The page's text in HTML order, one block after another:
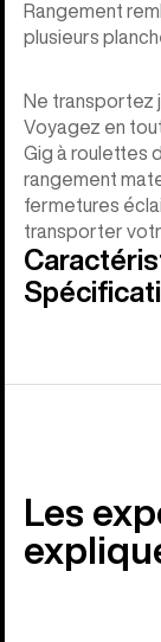
Rangement
plusieurs
Ne transportez
Voyagez en
Gig à roulettes
rangement
fermetures
transporter
Les